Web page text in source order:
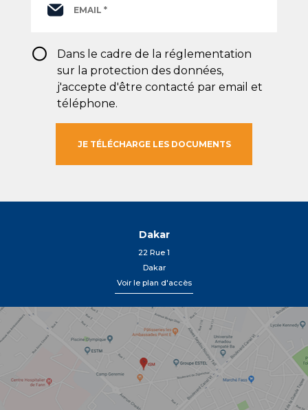
RGPD*
Dans le cadre de la réglementation
sur la protection des données,
j'accepte d'être contacté par email et
téléphone.
Dakar
22 Rue 1
Dakar
Voir le plan d'accès